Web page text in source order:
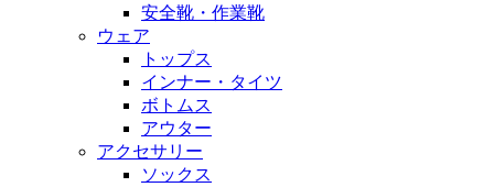
安全靴・作業靴
ウェア
トップス
インナー・タイツ
ボトムス
アウター
アクセサリー
ソックス